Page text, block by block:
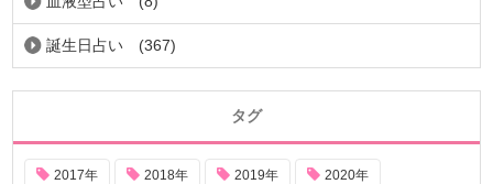
誕生日占い (367)
タグ
2017年 2018年 2019年 2020年